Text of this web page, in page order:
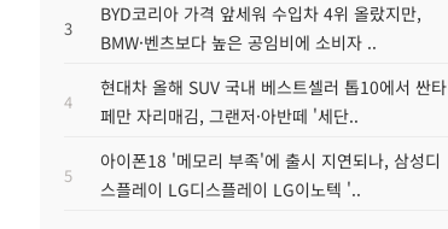
3
BYD코리아 가격 앞세워 수입차 4위 올랐지만,
BMW·벤츠보다 높은 공임비에 소비자 ..
4
현대차 올해 SUV 국내 베스트셀러 톱10에서 싼타
페만 자리매김, 그랜저·아반떼 '세단..
5
아이폰18 '메모리 부족'에 출시 지연되나, 삼성디
스플레이 LG디스플레이 LG이노텍 '..